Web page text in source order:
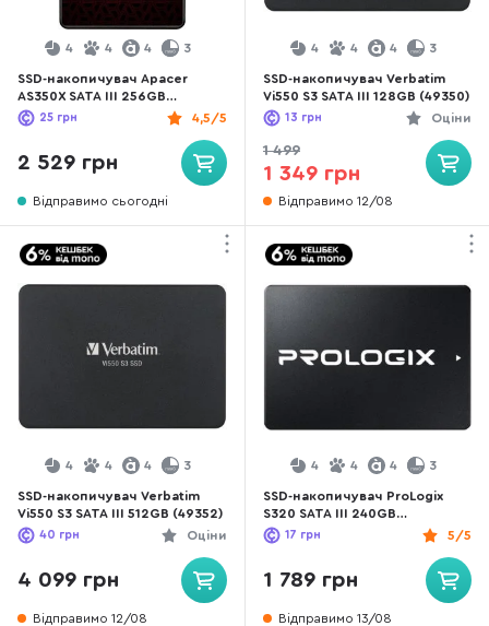
4 4 4 3
SSD-накопичувач Apacer
AS350X SATA III 256GB
(AP256GAS350XR-1)
4,5/5
25 грн
2 529 грн
Відправимо сьогодні
4 4 4 3
SSD-накопичувач Verbatim
Vi550 S3 SATA III 128GB (49350)
Оціни
13 грн
1 499
1 349 грн
Відправимо 12/08
4 4 4 3
SSD-накопичувач Verbatim
Vi550 S3 SATA III 512GB (49352)
Оціни
40 грн
4 099 грн
Відправимо 12/08
4 4 4 3
SSD-накопичувач ProLogix
S320 SATA III 240GB
(PRO240GS320)
5/5
17 грн
1 789 грн
Відправимо 13/08